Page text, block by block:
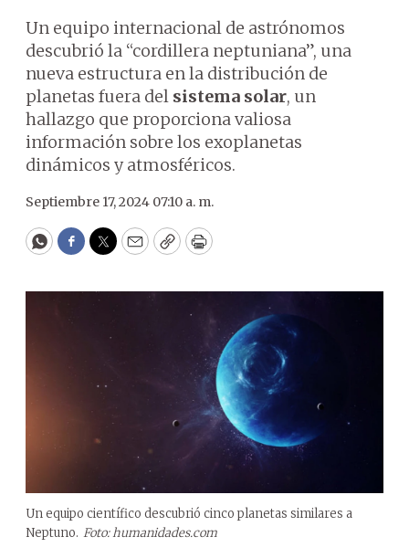
Un equipo internacional de astrónomos
descubrió la “cordillera neptuniana”, una
nueva estructura en la distribución de
planetas fuera del sistema solar, un
hallazgo que proporciona valiosa
información sobre los exoplanetas
dinámicos y atmosféricos.
Septiembre 17, 2024 07:10 a. m.
WhatsApp
Facebook
Twitter
EmailCopyPrint
Un equipo científico descubrió cinco planetas similares a
Neptuno. Foto: humanidades.com